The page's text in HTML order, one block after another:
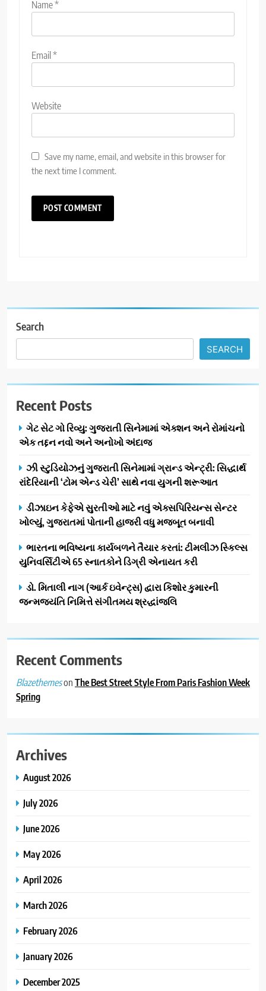
Name*
Email*
Website
Save my name, email, and website in this browser for
the next time I comment.
Search
SEARCH
Recent Posts
ગેટ સેટ ગો રિવ્યુ: ગુજરાતી સિનેમામાં એક્શન અને રોમાંચનો
એક તદ્દન નવો અને અનોખો અંદાજ
ઝી સ્ટુડિયોઝનું ગુજરાતી સિનેમામાં ગ્રાન્ડ એન્ટ્રી: સિદ્ધાર્થ
રાંદેરિયાની ‘ટોમ એન્ડ ચેરી’ સાથે નવા યુગની શરૂઆત
ડીઝાઇન કેફેએ સુરતીઓ માટે નવું એક્સપિરિયન્સ સેન્ટર
ખોલ્યું, ગુજરાતમાં પોતાની હાજરી વધુ મજબૂત બનાવી
ભારતના ભવિષ્યના કાર્યબળને તૈયાર કરતાં: ટીમલીઝ સ્કિલ્સ
યુનિવર્સિટીએ 65 સ્નાતકોને ડિગ્રી એનાયત કરી
ડો. મિતાલી નાગ (આર્ક ઇવેન્ટ્સ) દ્વારા કિશોર કુમારની
જન્મજયંતિ નિમિત્તે સંગીતમય શ્રદ્ધાંજલિ
Recent Comments
BlazethemesonThe Best Street Style From Paris Fashion Week
Spring
Archives
August 2026
July 2026
June 2026
May 2026
April 2026
March 2026
February 2026
January 2026
December 2025